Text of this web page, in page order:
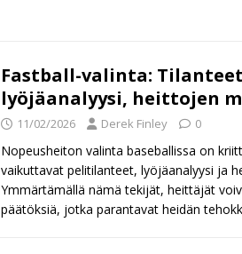
Fastball-valinta:
lyöjäanalyysi, heittojen
11/02/2026 Derek Finley 0
Nopeusheiton valinta baseballissa on
vaikuttavat pelitilanteet, lyöjäanalyysi ja
Ymmärtämällä nämä tekijät, heittäjät
päätöksiä, jotka parantavat heidän